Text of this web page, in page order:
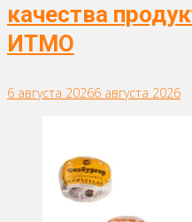
качества
ИТМО
6 августа 20266 августа 2026